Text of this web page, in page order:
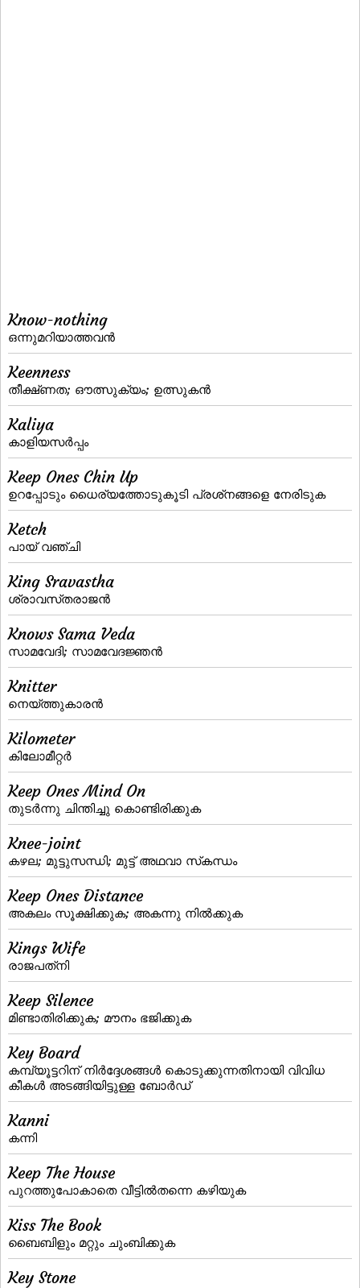
Know-nothing
ഒന്നുമറിയാത്തവന്‍
Keenness
തീക്ഷ്‌ണത; ഔത്സുക്യം; ഉത്സുകന്‍
Kaliya
കാളിയസര്‍പ്പം
Keep Ones Chin Up
ഉറപ്പോടും ധൈര്യത്തോടുകൂടി പ്രശ്‌നങ്ങളെ നേരിടുക
Ketch
പായ്‌ വഞ്ചി
King Sravastha
ശ്രാവസ്‌തരാജന്‍
Knows Sama Veda
സാമവേദി; സാമവേദജ്ഞന്‍
Knitter
നെയ്‌ത്തുകാരന്‍
Kilometer
കിലോമീറ്റര്‍
Keep Ones Mind On
തുടര്‍ന്നു ചിന്തിച്ചു കൊണ്ടിരിക്കുക
Knee-joint
കഴല; മുട്ടുസന്ധി; മുട്ട്‌ അഥവാ സ്‌കന്ധം
Keep Ones Distance
അകലം സൂക്ഷിക്കുക; അകന്നു നില്‍ക്കുക
Kings Wife
രാജപത്‌നി
Keep Silence
മിണ്ടാതിരിക്കുക; മൗനം ഭജിക്കുക
Key Board
കമ്പ്യൂട്ടറിന്‌ നിര്‍ദ്ദേശങ്ങള്‍ കൊടുക്കുന്നതിനായി വിവിധ
കീകള്‍ അടങ്ങിയിട്ടുള്ള ബോര്‍ഡ്‌
Kanni
കന്നി
Keep The House
പുറത്തുപോകാതെ വീട്ടില്‍തന്നെ കഴിയുക
Kiss The Book
ബൈബിളും മറ്റും ചുംബിക്കുക
Key Stone